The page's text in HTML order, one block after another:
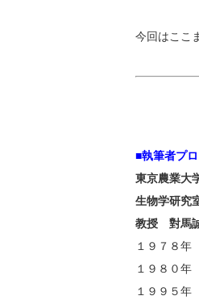
今回はここ
■執筆者プ
東京農業大
生物学研究
教授 對馬
１９７８
１９８０
１９９５